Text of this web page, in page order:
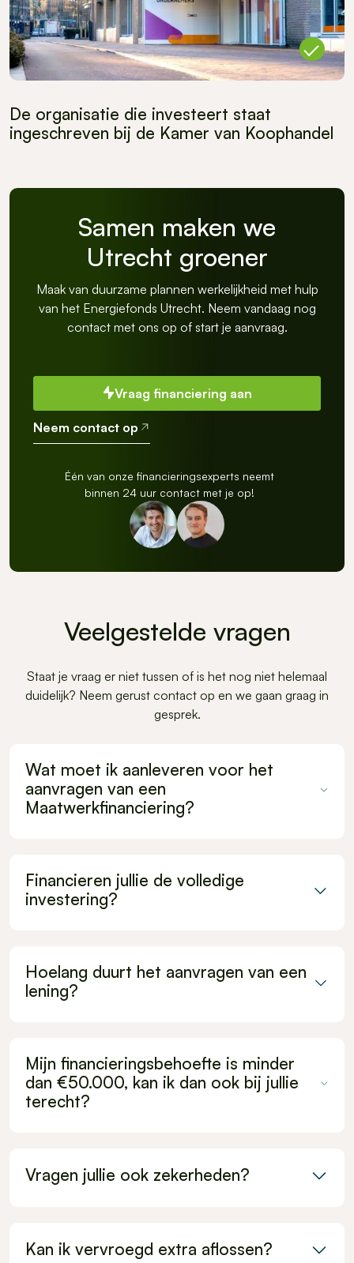
De organisatie die investeert staat
ingeschreven bij de Kamer van Koophandel
Samen maken we
Utrecht groener
Maak van duurzame plannen werkelijkheid met hulp
van het Energiefonds Utrecht. Neem vandaag nog
contact met ons op of start je aanvraag.
Vraag financiering aan
Neem contact op
Één van onze financieringsexperts neemt
binnen 24 uur contact met je op!
Veelgestelde vragen
Staat je vraag er niet tussen of is het nog niet helemaal
duidelijk? Neem gerust contact op en we gaan graag in
gesprek.
Wat moet ik aanleveren voor het
aanvragen van een
Maatwerkfinanciering?
Financieren jullie de volledige
investering?
Hoelang duurt het aanvragen van een
lening?
Mijn financieringsbehoefte is minder
dan €50.000, kan ik dan ook bij jullie
terecht?
Vragen jullie ook zekerheden?
Kan ik vervroegd extra aflossen?